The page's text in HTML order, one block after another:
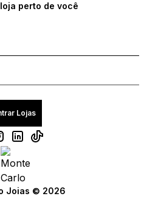
perto de você
Lojas
Joias © 2026